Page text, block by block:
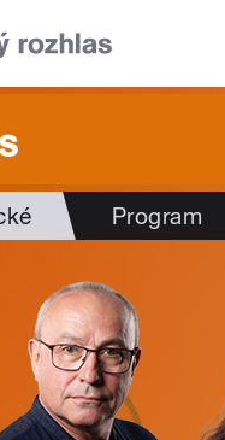
Program